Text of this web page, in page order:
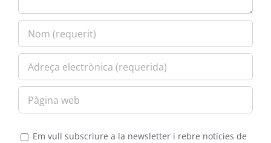
Em vull subscriure a la newsletter i rebre notícies de